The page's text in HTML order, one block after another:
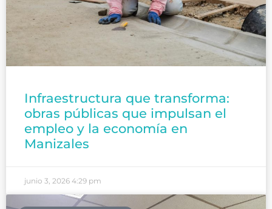
Infraestructura que transforma:
obras públicas que impulsan el
empleo y la economía en
Manizales
junio 3, 2026 4:29 pm